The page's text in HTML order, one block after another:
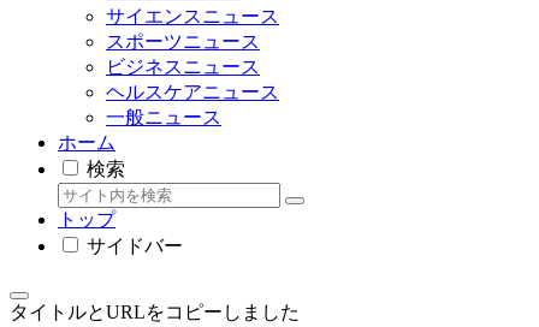
サイエンスニュース
スポーツニュース
ビジネスニュース
ヘルスケアニュース
一般ニュース
ホーム
検索
トップ
サイドバー
タイトルとURLをコピーしました